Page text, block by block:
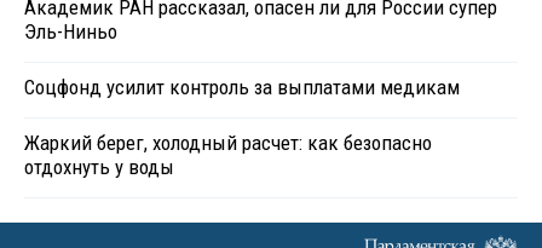
Академик РАН рассказал, опасен ли для России супер
Эль-Ниньо
Соцфонд усилит контроль за выплатами медикам
Жаркий берег, холодный расчет: как безопасно
отдохнуть у воды